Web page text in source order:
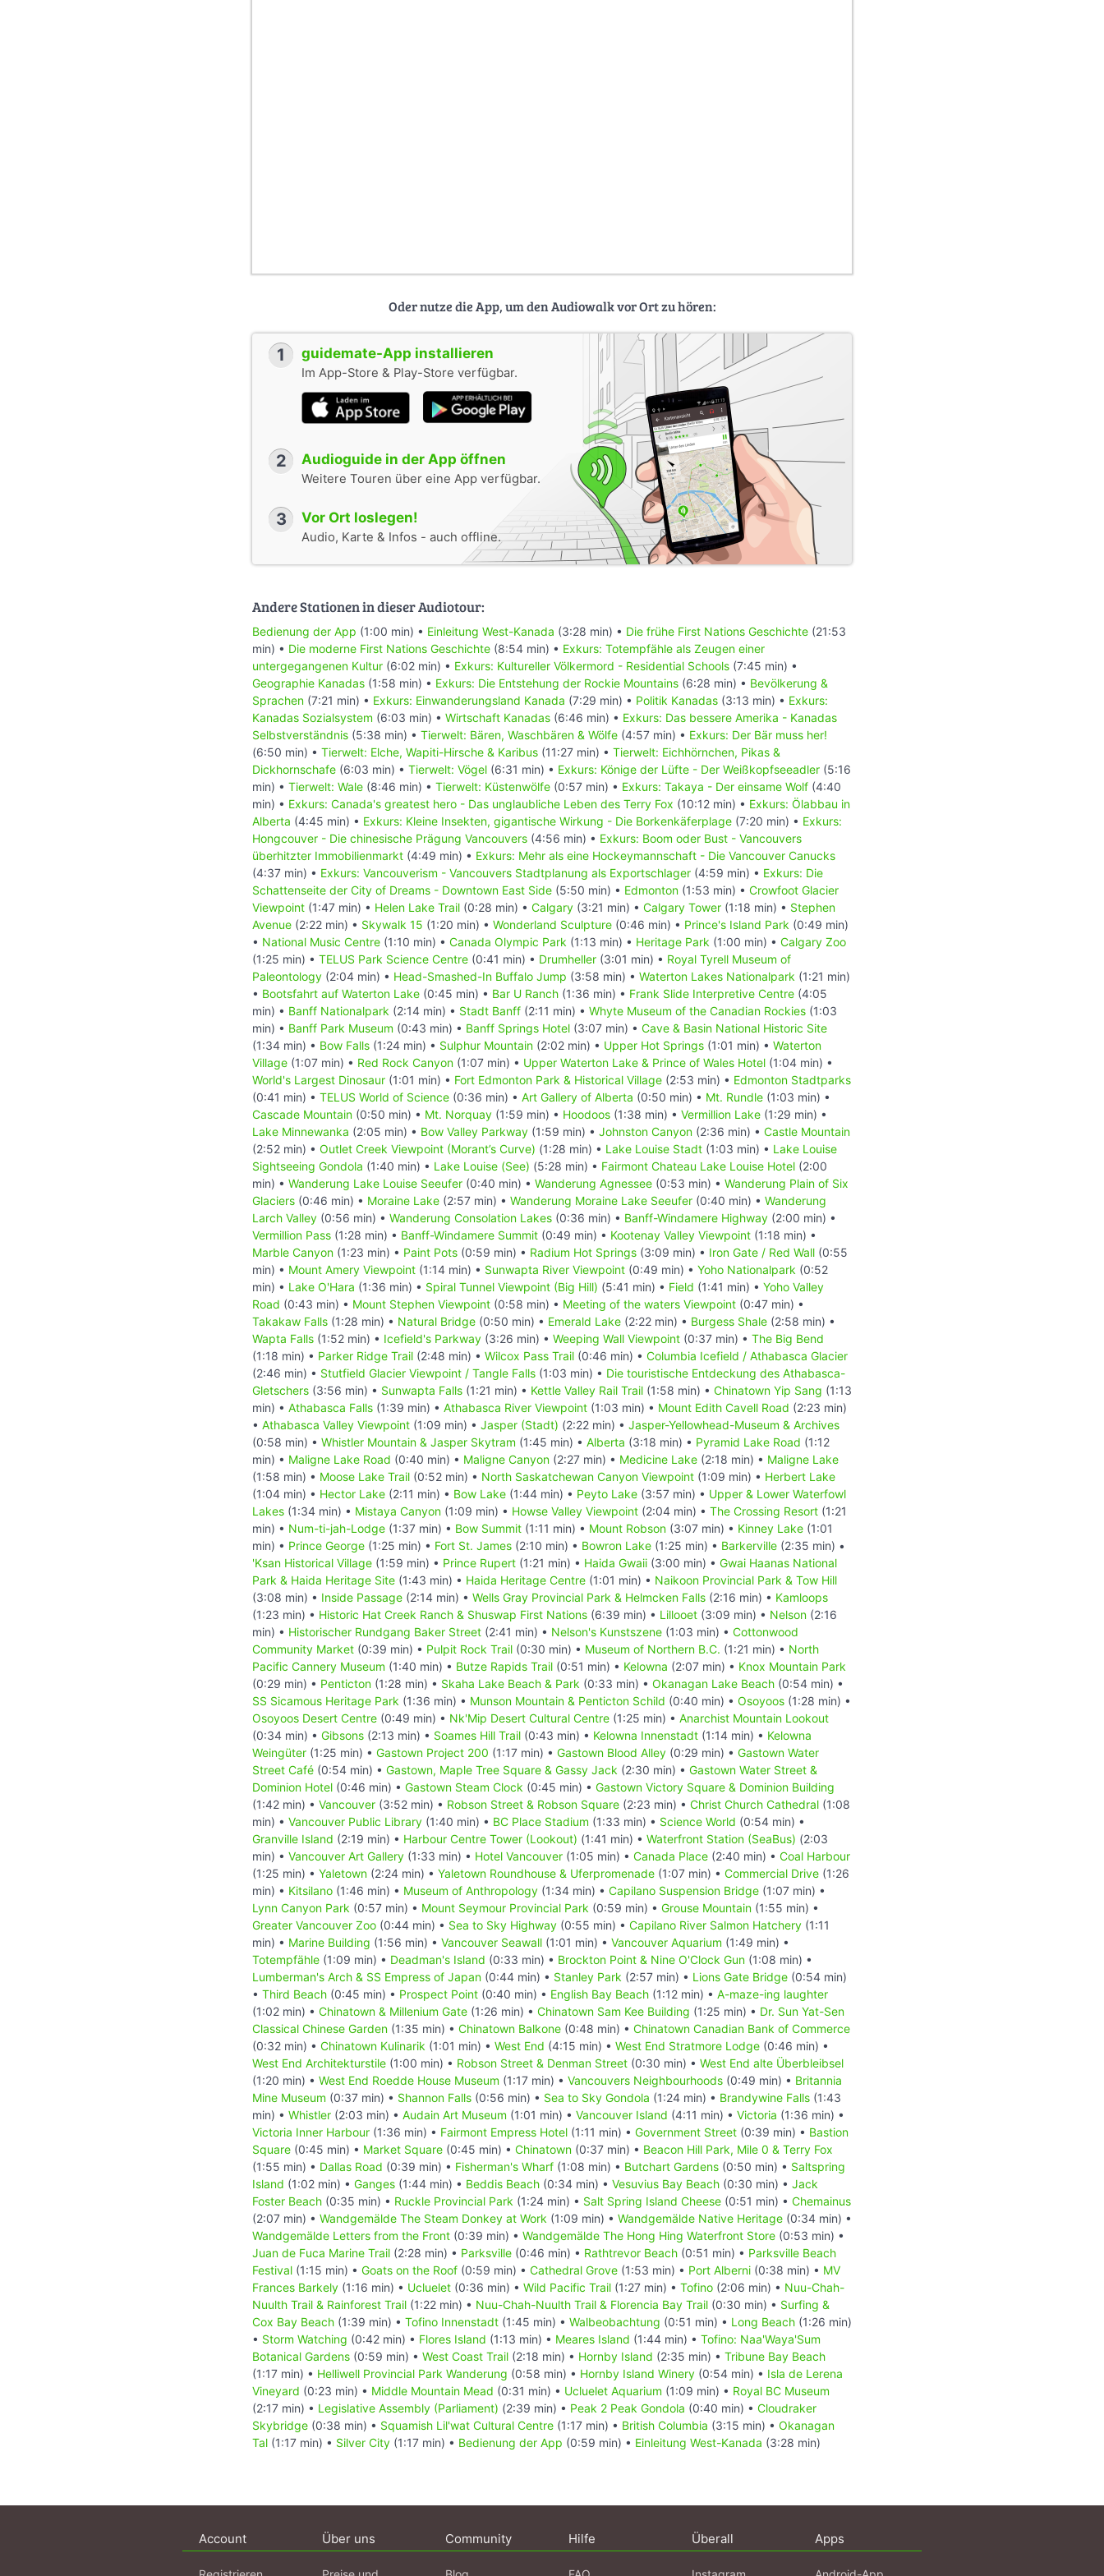
Oder nutze die App, um den Audiowalk vor Ort zu hören:
1 guidemate-App installieren
Im App-Store & Play-Store verfügbar.
2 Audioguide in der App öffnen
Weitere Touren über eine App verfügbar.
3 Vor Ort loslegen!
Audio, Karte & Infos - auch offline.
Andere Stationen in dieser Audiotour:
Bedienung der App (1:00 min) • Einleitung West-Kanada (3:28 min) • Die frühe First Nations Geschichte (21:53
min) • Die moderne First Nations Geschichte (8:54 min) • Exkurs: Totempfähle als Zeugen einer
untergegangenen Kultur (6:02 min) • Exkurs: Kultureller Völkermord - Residential Schools (7:45 min) •
Geographie Kanadas (1:58 min) • Exkurs: Die Entstehung der Rockie Mountains (6:28 min) • Bevölkerung &
Sprachen (7:21 min) • Exkurs: Einwanderungsland Kanada (7:29 min) • Politik Kanadas (3:13 min) • Exkurs:
Kanadas Sozialsystem (6:03 min) • Wirtschaft Kanadas (6:46 min) • Exkurs: Das bessere Amerika - Kanadas
Selbstverständnis (5:38 min) • Tierwelt: Bären, Waschbären & Wölfe (4:57 min) • Exkurs: Der Bär muss her!
(6:50 min) • Tierwelt: Elche, Wapiti-Hirsche & Karibus (11:27 min) • Tierwelt: Eichhörnchen, Pikas &
Dickhornschafe (6:03 min) • Tierwelt: Vögel (6:31 min) • Exkurs: Könige der Lüfte - Der Weißkopfseeadler (5:16
min) • Tierwelt: Wale (8:46 min) • Tierwelt: Küstenwölfe (0:57 min) • Exkurs: Takaya - Der einsame Wolf (4:40
min) • Exkurs: Canada's greatest hero - Das unglaubliche Leben des Terry Fox (10:12 min) • Exkurs: Ölabbau in
Alberta (4:45 min) • Exkurs: Kleine Insekten, gigantische Wirkung - Die Borkenkäferplage (7:20 min) • Exkurs:
Hongcouver - Die chinesische Prägung Vancouvers (4:56 min) • Exkurs: Boom oder Bust - Vancouvers
überhitzter Immobilienmarkt (4:49 min) • Exkurs: Mehr als eine Hockeymannschaft - Die Vancouver Canucks
(4:37 min) • Exkurs: Vancouverism - Vancouvers Stadtplanung als Exportschlager (4:59 min) • Exkurs: Die
Schattenseite der City of Dreams - Downtown East Side (5:50 min) • Edmonton (1:53 min) • Crowfoot Glacier
Viewpoint (1:47 min) • Helen Lake Trail (0:28 min) • Calgary (3:21 min) • Calgary Tower (1:18 min) • Stephen
Avenue (2:22 min) • Skywalk 15 (1:20 min) • Wonderland Sculpture (0:46 min) • Prince's Island Park (0:49 min)
• National Music Centre (1:10 min) • Canada Olympic Park (1:13 min) • Heritage Park (1:00 min) • Calgary Zoo
(1:25 min) • TELUS Park Science Centre (0:41 min) • Drumheller (3:01 min) • Royal Tyrell Museum of
Paleontology (2:04 min) • Head-Smashed-In Buffalo Jump (3:58 min) • Waterton Lakes Nationalpark (1:21 min)
• Bootsfahrt auf Waterton Lake (0:45 min) • Bar U Ranch (1:36 min) • Frank Slide Interpretive Centre (4:05
min) • Banff Nationalpark (2:14 min) • Stadt Banff (2:11 min) • Whyte Museum of the Canadian Rockies (1:03
min) • Banff Park Museum (0:43 min) • Banff Springs Hotel (3:07 min) • Cave & Basin National Historic Site
(1:34 min) • Bow Falls (1:24 min) • Sulphur Mountain (2:02 min) • Upper Hot Springs (1:01 min) • Waterton
Village (1:07 min) • Red Rock Canyon (1:07 min) • Upper Waterton Lake & Prince of Wales Hotel (1:04 min) •
World's Largest Dinosaur (1:01 min) • Fort Edmonton Park & Historical Village (2:53 min) • Edmonton Stadtparks
(0:41 min) • TELUS World of Science (0:36 min) • Art Gallery of Alberta (0:50 min) • Mt. Rundle (1:03 min) •
Cascade Mountain (0:50 min) • Mt. Norquay (1:59 min) • Hoodoos (1:38 min) • Vermillion Lake (1:29 min) •
Lake Minnewanka (2:05 min) • Bow Valley Parkway (1:59 min) • Johnston Canyon (2:36 min) • Castle Mountain
(2:52 min) • Outlet Creek Viewpoint (Morant’s Curve) (1:28 min) • Lake Louise Stadt (1:03 min) • Lake Louise
Sightseeing Gondola (1:40 min) • Lake Louise (See) (5:28 min) • Fairmont Chateau Lake Louise Hotel (2:00
min) • Wanderung Lake Louise Seeufer (0:40 min) • Wanderung Agnessee (0:53 min) • Wanderung Plain of Six
Glaciers (0:46 min) • Moraine Lake (2:57 min) • Wanderung Moraine Lake Seeufer (0:40 min) • Wanderung
Larch Valley (0:56 min) • Wanderung Consolation Lakes (0:36 min) • Banff-Windamere Highway (2:00 min) •
Vermillion Pass (1:28 min) • Banff-Windamere Summit (0:49 min) • Kootenay Valley Viewpoint (1:18 min) •
Marble Canyon (1:23 min) • Paint Pots (0:59 min) • Radium Hot Springs (3:09 min) • Iron Gate / Red Wall (0:55
min) • Mount Amery Viewpoint (1:14 min) • Sunwapta River Viewpoint (0:49 min) • Yoho Nationalpark (0:52
min) • Lake O'Hara (1:36 min) • Spiral Tunnel Viewpoint (Big Hill) (5:41 min) • Field (1:41 min) • Yoho Valley
Road (0:43 min) • Mount Stephen Viewpoint (0:58 min) • Meeting of the waters Viewpoint (0:47 min) •
Takakaw Falls (1:28 min) • Natural Bridge (0:50 min) • Emerald Lake (2:22 min) • Burgess Shale (2:58 min) •
Wapta Falls (1:52 min) • Icefield's Parkway (3:26 min) • Weeping Wall Viewpoint (0:37 min) • The Big Bend
(1:18 min) • Parker Ridge Trail (2:48 min) • Wilcox Pass Trail (0:46 min) • Columbia Icefield / Athabasca Glacier
(2:46 min) • Stutfield Glacier Viewpoint / Tangle Falls (1:03 min) • Die touristische Entdeckung des Athabasca-
Gletschers (3:56 min) • Sunwapta Falls (1:21 min) • Kettle Valley Rail Trail (1:58 min) • Chinatown Yip Sang (1:13
min) • Athabasca Falls (1:39 min) • Athabasca River Viewpoint (1:03 min) • Mount Edith Cavell Road (2:23 min)
• Athabasca Valley Viewpoint (1:09 min) • Jasper (Stadt) (2:22 min) • Jasper-Yellowhead-Museum & Archives
(0:58 min) • Whistler Mountain & Jasper Skytram (1:45 min) • Alberta (3:18 min) • Pyramid Lake Road (1:12
min) • Maligne Lake Road (0:40 min) • Maligne Canyon (2:27 min) • Medicine Lake (2:18 min) • Maligne Lake
(1:58 min) • Moose Lake Trail (0:52 min) • North Saskatchewan Canyon Viewpoint (1:09 min) • Herbert Lake
(1:04 min) • Hector Lake (2:11 min) • Bow Lake (1:44 min) • Peyto Lake (3:57 min) • Upper & Lower Waterfowl
Lakes (1:34 min) • Mistaya Canyon (1:09 min) • Howse Valley Viewpoint (2:04 min) • The Crossing Resort (1:21
min) • Num-ti-jah-Lodge (1:37 min) • Bow Summit (1:11 min) • Mount Robson (3:07 min) • Kinney Lake (1:01
min) • Prince George (1:25 min) • Fort St. James (2:10 min) • Bowron Lake (1:25 min) • Barkerville (2:35 min) •
'Ksan Historical Village (1:59 min) • Prince Rupert (1:21 min) • Haida Gwaii (3:00 min) • Gwai Haanas National
Park & Haida Heritage Site (1:43 min) • Haida Heritage Centre (1:01 min) • Naikoon Provincial Park & Tow Hill
(3:08 min) • Inside Passage (2:14 min) • Wells Gray Provincial Park & Helmcken Falls (2:16 min) • Kamloops
(1:23 min) • Historic Hat Creek Ranch & Shuswap First Nations (6:39 min) • Lillooet (3:09 min) • Nelson (2:16
min) • Historischer Rundgang Baker Street (2:41 min) • Nelson's Kunstszene (1:03 min) • Cottonwood
Community Market (0:39 min) • Pulpit Rock Trail (0:30 min) • Museum of Northern B.C. (1:21 min) • North
Pacific Cannery Museum (1:40 min) • Butze Rapids Trail (0:51 min) • Kelowna (2:07 min) • Knox Mountain Park
(0:29 min) • Penticton (1:28 min) • Skaha Lake Beach & Park (0:33 min) • Okanagan Lake Beach (0:54 min) •
SS Sicamous Heritage Park (1:36 min) • Munson Mountain & Penticton Schild (0:40 min) • Osoyoos (1:28 min) •
Osoyoos Desert Centre (0:49 min) • Nk'Mip Desert Cultural Centre (1:25 min) • Anarchist Mountain Lookout
(0:34 min) • Gibsons (2:13 min) • Soames Hill Trail (0:43 min) • Kelowna Innenstadt (1:14 min) • Kelowna
Weingüter (1:25 min) • Gastown Project 200 (1:17 min) • Gastown Blood Alley (0:29 min) • Gastown Water
Street Café (0:54 min) • Gastown, Maple Tree Square & Gassy Jack (2:30 min) • Gastown Water Street &
Dominion Hotel (0:46 min) • Gastown Steam Clock (0:45 min) • Gastown Victory Square & Dominion Building
(1:42 min) • Vancouver (3:52 min) • Robson Street & Robson Square (2:23 min) • Christ Church Cathedral (1:08
min) • Vancouver Public Library (1:40 min) • BC Place Stadium (1:33 min) • Science World (0:54 min) •
Granville Island (2:19 min) • Harbour Centre Tower (Lookout) (1:41 min) • Waterfront Station (SeaBus) (2:03
min) • Vancouver Art Gallery (1:33 min) • Hotel Vancouver (1:05 min) • Canada Place (2:40 min) • Coal Harbour
(1:25 min) • Yaletown (2:24 min) • Yaletown Roundhouse & Uferpromenade (1:07 min) • Commercial Drive (1:26
min) • Kitsilano (1:46 min) • Museum of Anthropology (1:34 min) • Capilano Suspension Bridge (1:07 min) •
Lynn Canyon Park (0:57 min) • Mount Seymour Provincial Park (0:59 min) • Grouse Mountain (1:55 min) •
Greater Vancouver Zoo (0:44 min) • Sea to Sky Highway (0:55 min) • Capilano River Salmon Hatchery (1:11
min) • Marine Building (1:56 min) • Vancouver Seawall (1:01 min) • Vancouver Aquarium (1:49 min) •
Totempfähle (1:09 min) • Deadman's Island (0:33 min) • Brockton Point & Nine O'Clock Gun (1:08 min) •
Lumberman's Arch & SS Empress of Japan (0:44 min) • Stanley Park (2:57 min) • Lions Gate Bridge (0:54 min)
• Third Beach (0:45 min) • Prospect Point (0:40 min) • English Bay Beach (1:12 min) • A-maze-ing laughter
(1:02 min) • Chinatown & Millenium Gate (1:26 min) • Chinatown Sam Kee Building (1:25 min) • Dr. Sun Yat-Sen
Classical Chinese Garden (1:35 min) • Chinatown Balkone (0:48 min) • Chinatown Canadian Bank of Commerce
(0:32 min) • Chinatown Kulinarik (1:01 min) • West End (4:15 min) • West End Stratmore Lodge (0:46 min) •
West End Architekturstile (1:00 min) • Robson Street & Denman Street (0:30 min) • West End alte Überbleibsel
(1:20 min) • West End Roedde House Museum (1:17 min) • Vancouvers Neighbourhoods (0:49 min) • Britannia
Mine Museum (0:37 min) • Shannon Falls (0:56 min) • Sea to Sky Gondola (1:24 min) • Brandywine Falls (1:43
min) • Whistler (2:03 min) • Audain Art Museum (1:01 min) • Vancouver Island (4:11 min) • Victoria (1:36 min) •
Victoria Inner Harbour (1:36 min) • Fairmont Empress Hotel (1:11 min) • Government Street (0:39 min) • Bastion
Square (0:45 min) • Market Square (0:45 min) • Chinatown (0:37 min) • Beacon Hill Park, Mile 0 & Terry Fox
(1:55 min) • Dallas Road (0:39 min) • Fisherman's Wharf (1:08 min) • Butchart Gardens (0:50 min) • Saltspring
Island (1:02 min) • Ganges (1:44 min) • Beddis Beach (0:34 min) • Vesuvius Bay Beach (0:30 min) • Jack
Foster Beach (0:35 min) • Ruckle Provincial Park (1:24 min) • Salt Spring Island Cheese (0:51 min) • Chemainus
(2:07 min) • Wandgemälde The Steam Donkey at Work (1:09 min) • Wandgemälde Native Heritage (0:34 min) •
Wandgemälde Letters from the Front (0:39 min) • Wandgemälde The Hong Hing Waterfront Store (0:53 min) •
Juan de Fuca Marine Trail (2:28 min) • Parksville (0:46 min) • Rathtrevor Beach (0:51 min) • Parksville Beach
Festival (1:15 min) • Goats on the Roof (0:59 min) • Cathedral Grove (1:53 min) • Port Alberni (0:38 min) • MV
Frances Barkely (1:16 min) • Ucluelet (0:36 min) • Wild Pacific Trail (1:27 min) • Tofino (2:06 min) • Nuu-Chah-
Nuulth Trail & Rainforest Trail (1:22 min) • Nuu-Chah-Nuulth Trail & Florencia Bay Trail (0:30 min) • Surfing &
Cox Bay Beach (1:39 min) • Tofino Innenstadt (1:45 min) • Walbeobachtung (0:51 min) • Long Beach (1:26 min)
• Storm Watching (0:42 min) • Flores Island (1:13 min) • Meares Island (1:44 min) • Tofino: Naa'Waya'Sum
Botanical Gardens (0:59 min) • West Coast Trail (2:18 min) • Hornby Island (2:35 min) • Tribune Bay Beach
(1:17 min) • Helliwell Provincial Park Wanderung (0:58 min) • Hornby Island Winery (0:54 min) • Isla de Lerena
Vineyard (0:23 min) • Middle Mountain Mead (0:31 min) • Ucluelet Aquarium (1:09 min) • Royal BC Museum
(2:17 min) • Legislative Assembly (Parliament) (2:39 min) • Peak 2 Peak Gondola (0:40 min) • Cloudraker
Skybridge (0:38 min) • Squamish Lil'wat Cultural Centre (1:17 min) • British Columbia (3:15 min) • Okanagan
Tal (1:17 min) • Silver City (1:17 min) • Bedienung der App (0:59 min) • Einleitung West-Kanada (3:28 min)
Account Über uns Community Hilfe Überall Apps